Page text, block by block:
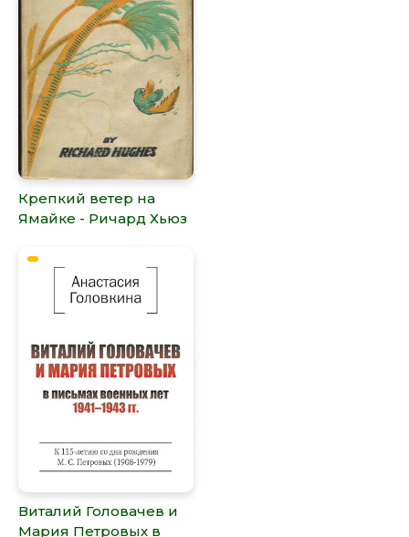
Крепкий ветер на
Ямайке - Ричард Хьюз
Виталий Головачев и
Мария Петровых в